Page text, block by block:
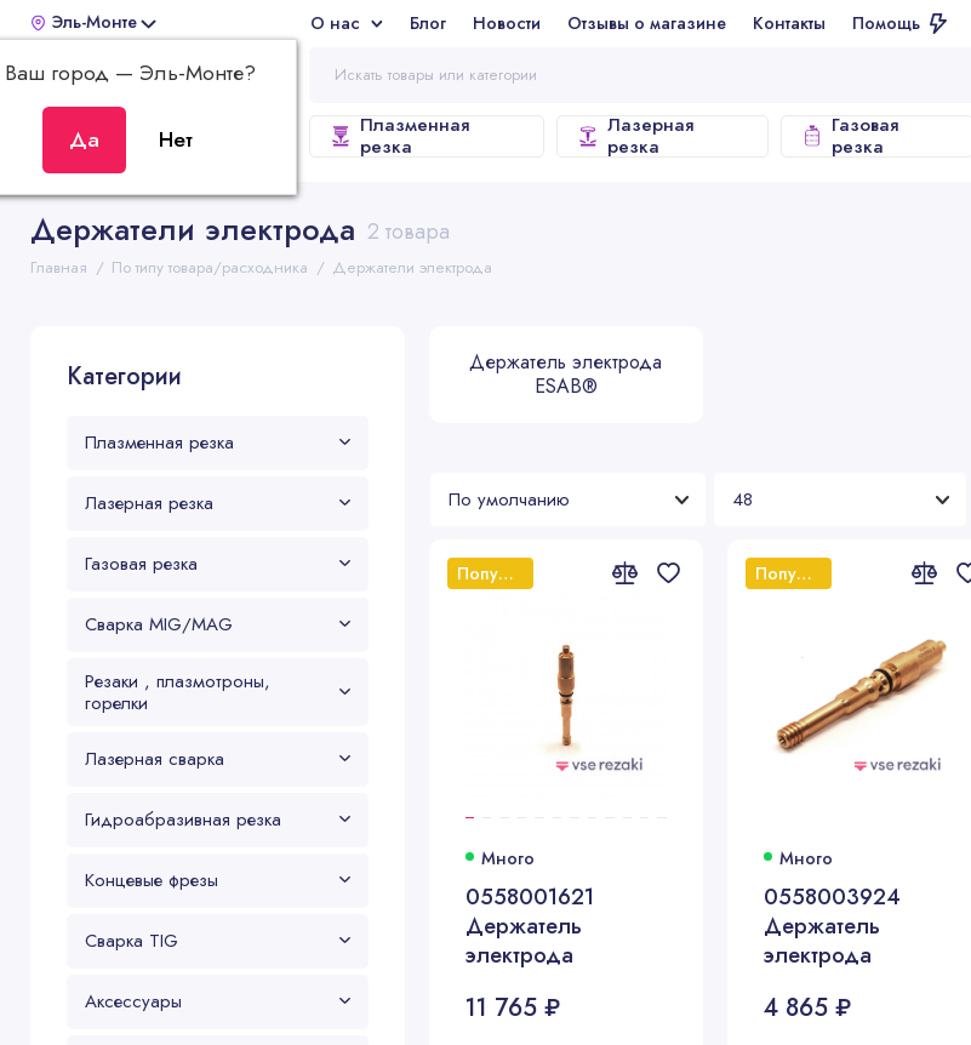
Эль-Монте
Ваш город —Эль-Монте?
О нас Блог Новости Отзывы о магазине Контакты Помощь
ВСЕ КАТЕГОРИИ
Плазменная
резка
Лазерная
резка
Газовая
резка
Держатели электрода 2 товара
Главная По типу товара/расходника Держатели электрода
Категории
Плазменная резка
Лазерная резка
Газовая резка
Сварка MIG/MAG
Резаки , плазмотроны,
горелки
Лазерная сварка
Гидроабразивная резка
Концевые фрезы
Сварка TIG
Аксессуары
Держатель электрода
ESAB®
Популярный
Много
0558001621
Держатель
электрода
11 765 ₽
Популярный
Много
0558003924
Держатель
электрода
4 865 ₽